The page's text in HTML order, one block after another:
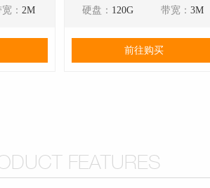
： 2M 硬盘： 120G 带宽： 3M
前往购买
FEATURES